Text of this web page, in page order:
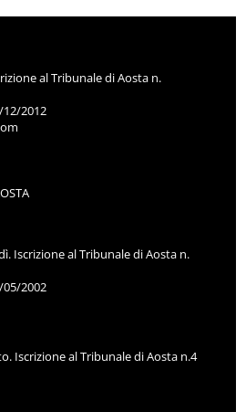
al Tribunale di Aosta n.
2012
Iscrizione al Tribunale di Aosta n.
2002
Iscrizione al Tribunale di Aosta n.4